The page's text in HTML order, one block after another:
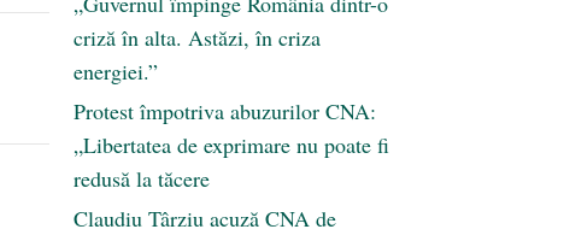
criză în alta. Astăzi, în criza
energiei.”
Protest împotriva abuzurilor CNA:
„Libertatea de exprimare nu poate fi
redusă la tăcere
Claudiu Târziu acuză CNA de